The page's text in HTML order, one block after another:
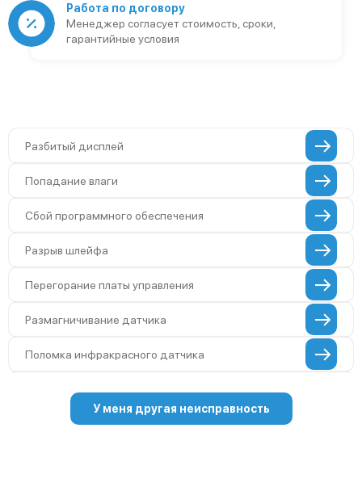
Работа по договору
Менеджер согласует стоимость, сроки,
гарантийные условия
Разбитый дисплей
Попадание влаги
Сбой программного обеспечения
Разрыв шлейфа
Перегорание платы управления
Размагничивание датчика
Поломка инфракрасного датчика
Разрядка аккумулятора за коркое время
У меня другая неисправность